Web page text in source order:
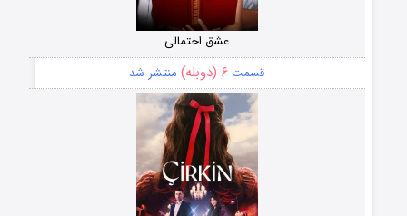
عشق احتمالی
قسمت ۶ (دوبله) منتشر شد